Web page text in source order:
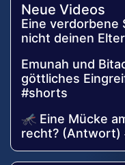
Neue Videos
Eine
nicht deinen
Emunah und
göttliches
#shorts
🦟 Eine Mücke
recht? (Antwort)